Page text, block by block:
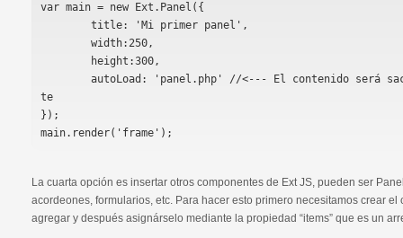
var main = new Ext.Panel({
te
});
La cuarta opción es insertar otros componentes de Ext JS, pueden ser
acordeones, formularios, etc. Para hacer esto primero necesitamos crear
agregar y después asignárselo mediante la propiedad “items” que es un